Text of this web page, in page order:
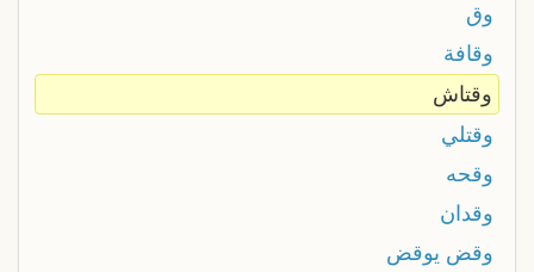
وق
وقافة
وقتاش
وقتلي
وقحه
وقدان
وقض يوقض